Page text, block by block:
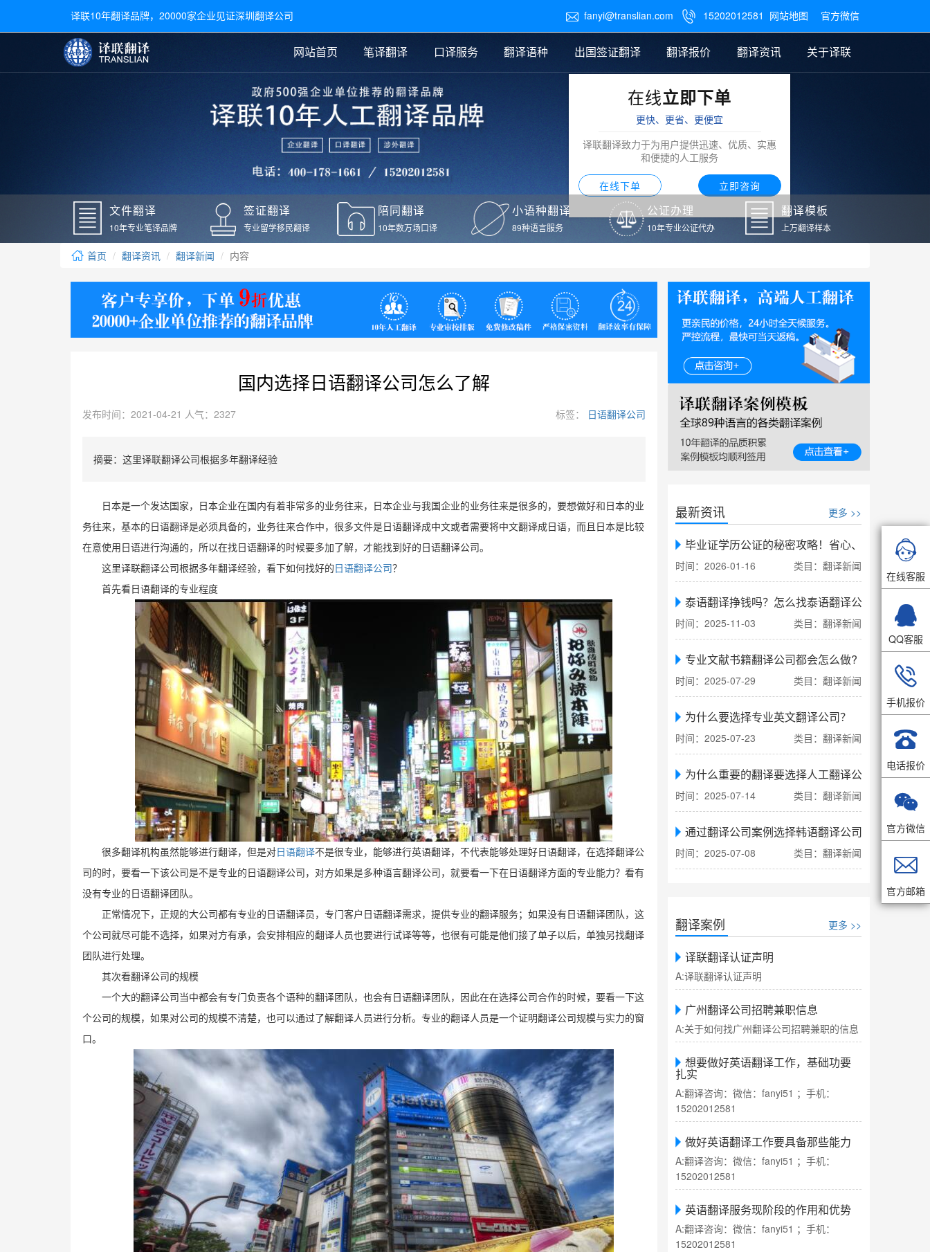
译联10年翻译品牌，20000家企业见证深圳翻译公司  fanyi@translian.com  15202012581 网站地图 官方微信
网站首页 笔译翻译
文件翻译 医学翻译 法律翻译 说明书翻译 图纸翻译
口译服务
广交会翻译 交替传译 同声传译
翻译语种
常用语种翻译
日语翻译
德语翻译
老挝语翻译 泰语翻译
葡萄牙语翻译
出国签证翻译
毕业证翻译
户口本翻译
学位证翻译
身份证翻译
签证材料翻译
银行流水翻译
驾照翻译
疫苗本翻译
新冠疫苗接种证明翻译
核酸检测报告英文版翻
译
翻译报价
笔译翻译报价
证件翻译报价
翻译资讯
公证样本
签证翻译
口译新闻
翻译新闻
关于译联
在线立即下单
更快、更省、更便宜
译联翻译致力于为用户提供迅速、优质、实惠
和便捷的人工服务
在线下单 立即咨询
文件翻译
10年专业笔译品牌
签证翻译
专业留学移民翻译
陪同翻译
10年数万场口译
小语种翻译
89种语言服务
公证办理
10年专业公证代办
翻译模板
上万翻译样本
首页 翻译资讯 翻译新闻 内容
国内选择日语翻译公司怎么了解
发布时间：2021-04-21 人气：2327 标签： 日语翻译公司
摘要：这里译联翻译公司根据多年翻译经验
日本是一个发达国家，日本企业在国内有着非常多的业务往来，日本企业与我国企业的业务往来是很多的，要想做好和日本的业
务往来，基本的日语翻译是必须具备的，业务往来合作中，很多文件是日语翻译成中文或者需要将中文翻译成日语，而且日本是比较
在意使用日语进行沟通的，所以在找日语翻译的时候要多加了解，才能找到好的日语翻译公司。
这里译联翻译公司根据多年翻译经验，看下如何找好的 日语翻译公司 ？
首先看日语翻译的专业程度
很多翻译机构虽然能够进行翻译，但是对日语翻译不是很专业，能够进行英语翻译，不代表能够处理好日语翻译，在选择翻译公
司的时，要看一下该公司是不是专业的日语翻译公司，对方如果是多种语言翻译公司，就要看一下在日语翻译方面的专业能力？看有
没有专业的日语翻译团队。
正常情况下，正规的大公司都有专业的日语翻译员，专门客户日语翻译需求，提供专业的翻译服务；如果没有日语翻译团队，这
个公司就尽可能不选择，如果对方有承，会安排相应的翻译人员也要进行试译等等，也很有可能是他们接了单子以后，单独另找翻译
团队进行处理。
其次看翻译公司的规模
一个大的翻译公司当中都会有专门负责各个语种的翻译团队，也会有日语翻译团队，因此在在选择公司合作的时候，要看一下这
个公司的规模，如果对公司的规模不清楚，也可以通过了解翻译人员进行分析。专业的翻译人员是一个证明翻译公司规模与实力的窗
口。
最新资讯 更多 >>
毕业证学历公证的秘密攻略！省心、省力、省时
时间：2026-01-16 类目：翻译新闻
泰语翻译挣钱吗？怎么找泰语翻译公司翻译
时间：2025-11-03 类目：翻译新闻
专业文献书籍翻译公司都会怎么做?
时间：2025-07-29 类目：翻译新闻
为什么要选择专业英文翻译公司？
时间：2025-07-23 类目：翻译新闻
为什么重要的翻译要选择人工翻译公司
时间：2025-07-14 类目：翻译新闻
通过翻译公司案例选择韩语翻译公司
时间：2025-07-08 类目：翻译新闻
翻译案例 更多 >>
译联翻译认证声明
A:译联翻译认证声明
广州翻译公司招聘兼职信息
A:关于如何找广州翻译公司招聘兼职的信息
想要做好英语翻译工作，基础功要
扎实
A:翻译咨询：微信：fanyi51 ；手机：
15202012581
做好英语翻译工作要具备那些能力
A:翻译咨询：微信：fanyi51 ；手机：
15202012581
英语翻译服务现阶段的作用和优势
A:翻译咨询：微信：fanyi51 ；手机：
15202012581

在线客服

QQ客服

手机报价

电话报价

官方微信

官方邮箱